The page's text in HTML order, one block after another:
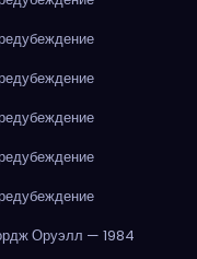
Оруэлл — 1984